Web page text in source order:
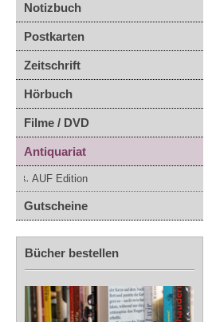
Notizbuch
Postkarten
Zeitschrift
Hörbuch
Filme / DVD
Antiquariat
AUF Edition
Gutscheine
Bücher bestellen